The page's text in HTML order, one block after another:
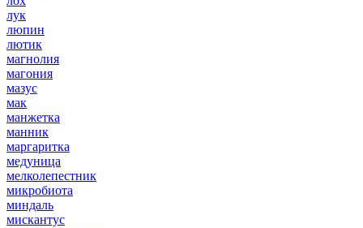
лук
люпин
лютик
магнолия
магония
мазус
мак
манжетка
манник
маргаритка
медуница
мелколепестник
микробиота
миндаль
мискантус